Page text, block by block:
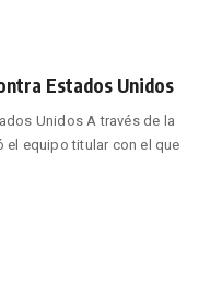
Estados Unidos
Unidos A través de la
el equipo titular con el que